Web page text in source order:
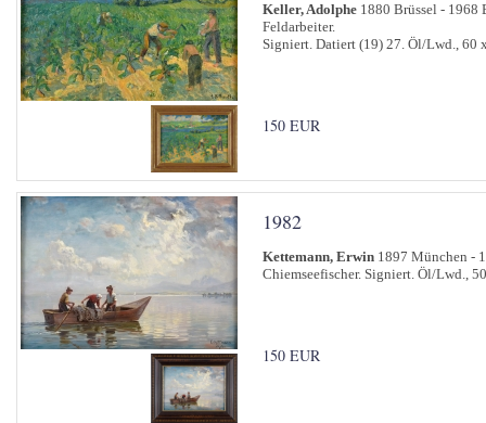
Keller, Adolphe 1880 Brüssel - 1968
Feldarbeiter.
Signiert. Datiert (19) 27. Öl/Lwd., 60
150 EUR
1982
Kettemann, Erwin 1897 München -
Chiemseefischer. Signiert. Öl/Lwd.,
150 EUR